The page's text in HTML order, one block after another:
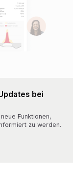
bei
Funktionen,
zu werden.